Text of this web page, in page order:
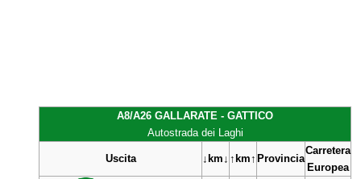
A8/A26 GALLARATE - GATTICO
Autostrada dei Laghi
Uscita ↓km↓ ↑km↑ Provincia
Carretera
Europea